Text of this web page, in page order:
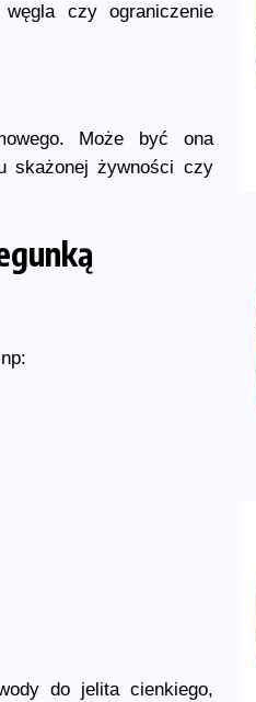
czy ograniczenie
Może być ona
skażonej żywności czy
do jelita cienkiego,